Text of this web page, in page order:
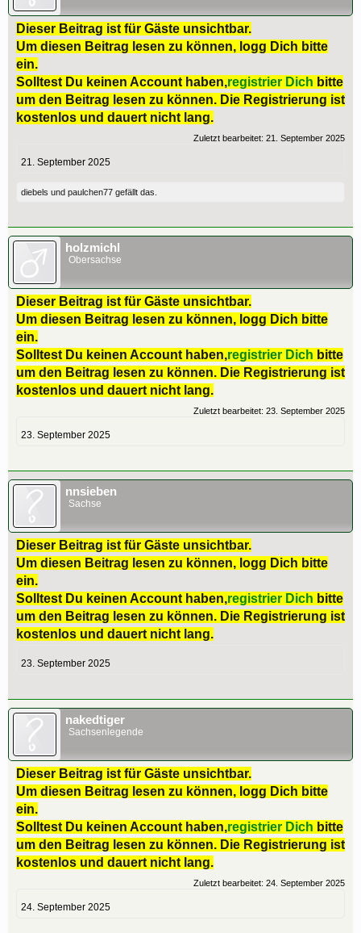
Dieser Beitrag ist für Gäste unsichtbar.
Um diesen Beitrag lesen zu können, logg Dich bitte
ein.
Solltest Du keinen Account haben,registrier Dich bitte
um den Beitrag lesen zu können. Die Registrierung ist
kostenlos und dauert nicht lang.
Zuletzt bearbeitet: 21. September 2025
21. September 2025
diebels und paulchen77 gefällt das.
holzmichl
Obersachse
Dieser Beitrag ist für Gäste unsichtbar.
Um diesen Beitrag lesen zu können, logg Dich bitte
ein.
Solltest Du keinen Account haben,registrier Dich bitte
um den Beitrag lesen zu können. Die Registrierung ist
kostenlos und dauert nicht lang.
Zuletzt bearbeitet: 23. September 2025
23. September 2025
nnsieben
Sachse
Dieser Beitrag ist für Gäste unsichtbar.
Um diesen Beitrag lesen zu können, logg Dich bitte
ein.
Solltest Du keinen Account haben,registrier Dich bitte
um den Beitrag lesen zu können. Die Registrierung ist
kostenlos und dauert nicht lang.
23. September 2025
nakedtiger
Sachsenlegende
Dieser Beitrag ist für Gäste unsichtbar.
Um diesen Beitrag lesen zu können, logg Dich bitte
ein.
Solltest Du keinen Account haben,registrier Dich bitte
um den Beitrag lesen zu können. Die Registrierung ist
kostenlos und dauert nicht lang.
Zuletzt bearbeitet: 24. September 2025
24. September 2025